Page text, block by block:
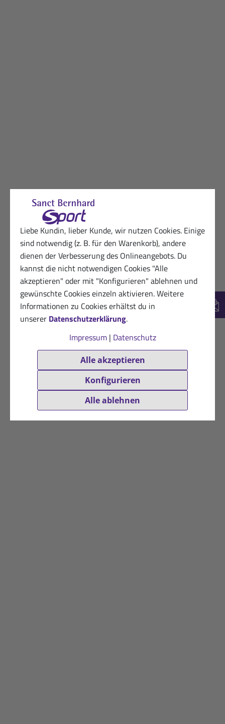
Liebe Kundin, lieber Kunde, wir nutzen Cookies. Einige
sind notwendig (z. B. für den Warenkorb), andere
dienen der Verbesserung des Onlineangebots. Du
kannst die nicht notwendigen Cookies "Alle
akzeptieren" oder mit "Konfigurieren" ablehnen und
gewünschte Cookies einzeln aktivieren. Weitere
Informationen zu Cookies erhältst du in
unserer Datenschutzerklärung.
Impressum| Datenschutz
Alle akzeptieren
Konfigurieren
Alle ablehnen